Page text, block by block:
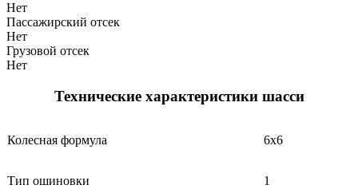
Нет
Пассажирский отсек
Нет
Грузовой отсек
Нет
Технические характеристики шасси
Колесная формула 6х6
Тип ошиновки 1